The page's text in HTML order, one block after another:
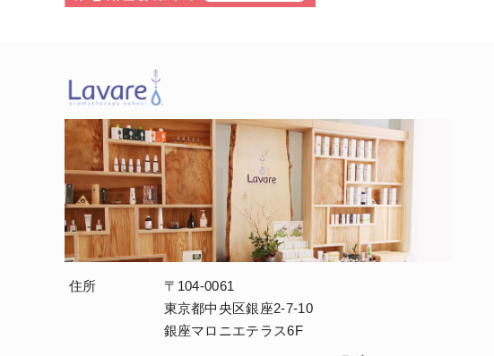
住所
〒104-0061
東京都中央区銀座2-7-10
銀座マロニエテラス6F